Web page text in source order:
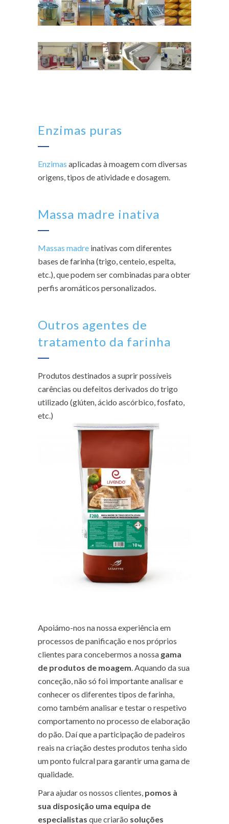
Enzimas puras
Enzimas aplicadas à moagem com diversas
origens, tipos de atividade e dosagem.
Massa madre inativa
Massas madre inativas com diferentes
bases de farinha (trigo, centeio, espelta,
etc.), que podem ser combinadas para obter
perfis aromáticos personalizados.
Outros agentes de
tratamento da farinha
Produtos destinados a suprir possíveis
carências ou defeitos derivados do trigo
utilizado (glúten, ácido ascórbico, fosfato,
etc.)
Apoiámo-nos na nossa experiência em
processos de panificação e nos próprios
clientes para concebermos a nossa gama
de produtos de moagem . Aquando da sua
conceção, não só foi importante analisar e
conhecer os diferentes tipos de farinha,
como também analisar e testar o respetivo
comportamento no processo de elaboração
do pão. Daí que a participação de padeiros
reais na criação destes produtos tenha sido
um ponto fulcral para garantir uma gama de
qualidade.
Para ajudar os nossos clientes, pomos à
sua disposição uma equipa de
especialistas que criarão soluções